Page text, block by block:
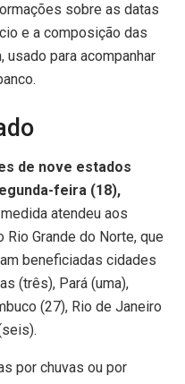
sobre as datas
e a composição das
usado para acompanhar
de nove estados
feira (18),
atendeu aos
Grande do Norte, que
beneficiadas cidades
(três), Pará (uma),
(27), Rio de Janeiro
por chuvas ou por